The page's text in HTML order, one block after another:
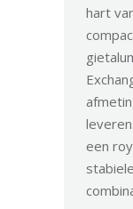
hart
een